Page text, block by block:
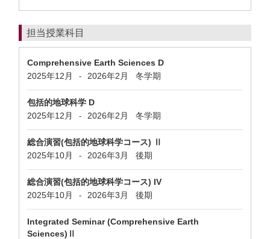
担当授業科目
Comprehensive Earth Sciences D
2025年12月
- 2026年2月 冬学期
包括的地球科学 D
2025年12月
- 2026年2月 冬学期
総合演習(包括的地球科学コース) Ⅱ
2025年10月
- 2026年3月 後期
総合演習(包括的地球科学コース) IV
2025年10月
- 2026年3月 後期
Integrated Seminar (Comprehensive Earth
Sciences)Ⅱ